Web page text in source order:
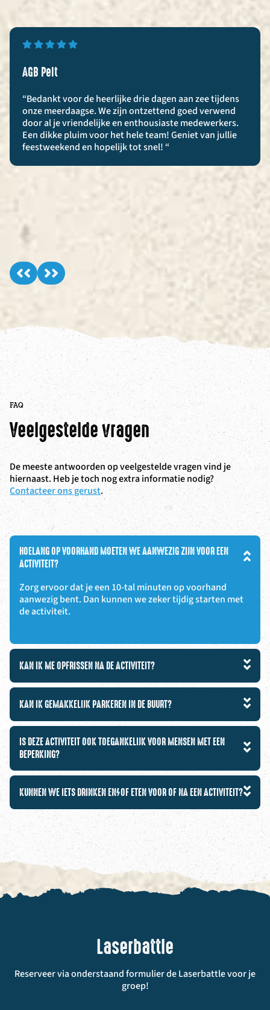
AGB Pelt
“Bedankt voor de heerlijke drie dagen aan zee tijdens
onze meerdaagse. We zijn ontzettend goed verwend
door al je vriendelijke en enthousiaste medewerkers.
Een dikke pluim voor het hele team! Geniet van jullie
feestweekend en hopelijk tot snel! “
HOELANG OP VOORHAND MOETEN WE AANWEZIG ZIJN VOOR EEN
ACTIVITEIT?
Zorg ervoor dat je een 10-tal minuten op voorhand
aanwezig bent. Dan kunnen we zeker tijdig starten met
de activiteit.
KAN IK ME OPFRISSEN NA DE ACTIVITEIT?
KAN IK GEMAKKELIJK PARKEREN IN DE BUURT?
IS DEZE ACTIVITEIT OOK TOEGANKELIJK VOOR MENSEN MET EEN
BEPERKING?
KUNNEN WE IETS DRINKEN EN/OF ETEN VOOR OF NA EEN ACTIVITEIT?
FAQ
Veelgestelde vragen
De meeste antwoorden op veelgestelde vragen vind je
hiernaast. Heb je toch nog extra informatie nodig?
Contacteer ons gerust.
Laserbattle
Reserveer via onderstaand formulier de Laserbattle voor je
groep!